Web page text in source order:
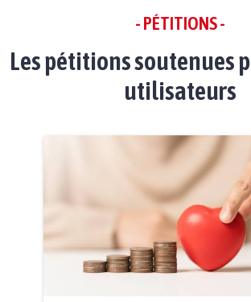
- PÉTITIONS -
Les pétitions soutenues
utilisateurs